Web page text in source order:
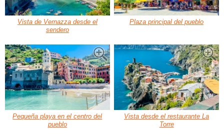
Vista de Vernazza desde el
sendero
Plaza principal del pueblo
Pequeña playa en el centro del
pueblo
Vista desde el restaurante La
Torre